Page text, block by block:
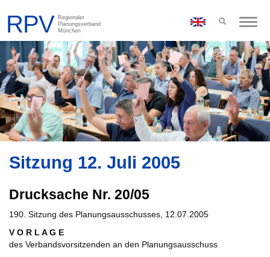
Toggle
Sitzung 12. Juli 2005
Drucksache Nr. 20/05
190. Sitzung des Planungsausschusses, 12.07.2005
V O R L A G E
des Verbandsvorsitzenden an den Planungsausschuss